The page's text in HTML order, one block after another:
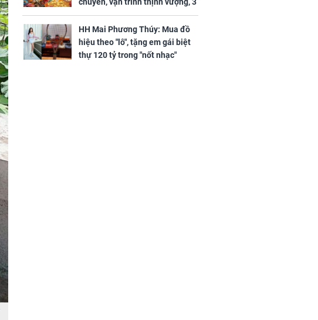
con giáp nhận phúc khí nhà trời,
tình tiền đỏ như son, vận may
hanh thông
HH Mai Phương Thúy: Mua đồ
hiệu theo "lô", tặng em gái biệt
thự 120 tỷ trong "nốt nhạc"